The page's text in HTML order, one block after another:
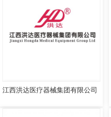
江西洪达医疗器械集团有限公司